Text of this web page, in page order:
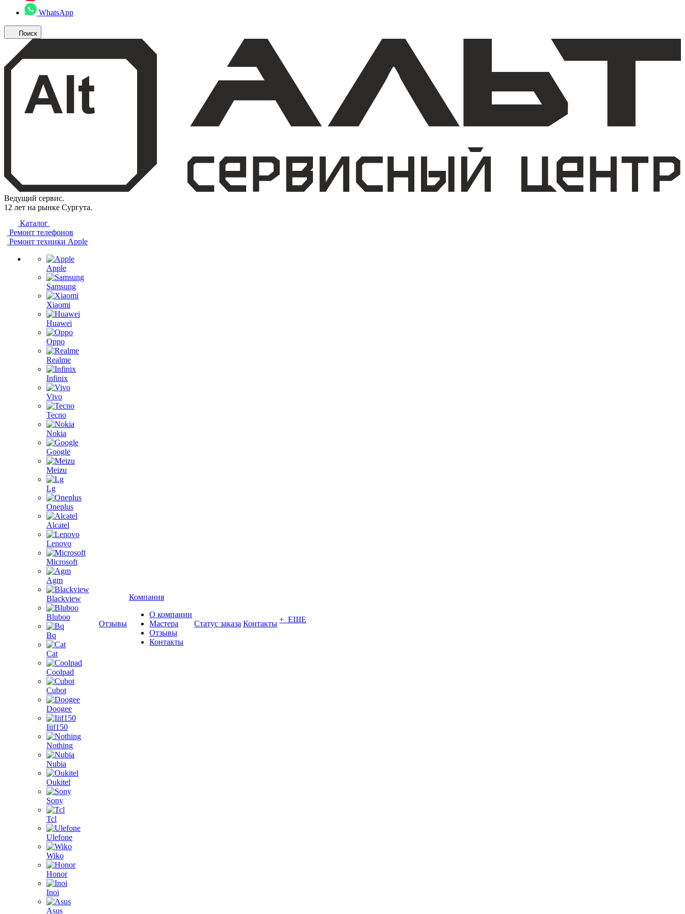
WhatsApp
Поиск
Ведущий сервис.
12 лет на рынке Сургута.
Каталог
Ремонт телефонов
Ремонт техники Apple
Apple
Samsung
Xiaomi
Huawei
Oppo
Realme
Infinix
Vivo
Tecno
Nokia
Google
Meizu
Lg
Oneplus
Alcatel
Lenovo
Microsoft
Agm
Blackview
Bluboo
Bq
Cat
Coolpad
Cubot
Doogee
Iiif150
Nothing
Nubia
Oukitel
Sony
Tcl
Ulefone
Wiko
Honor
Inoi
Asus
Отзывы
Компания
О компании
Мастера
Отзывы
Контакты
Статус заказа Контакты + ЕЩЕ